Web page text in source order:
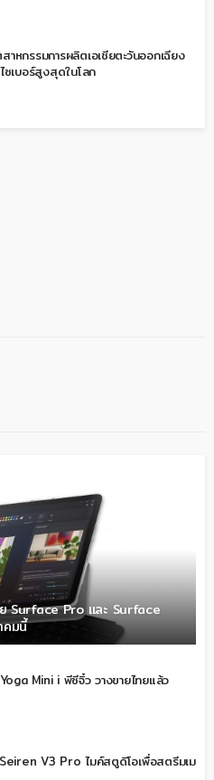
าหกรรมการผลิตเอเชียตะวันออกเฉียง
ซเบอร์สูงสุดในโลก
Surface Pro และ Surface
คมนี้
Mini i พีซีจิ๋ว วางขายไทยแล้ว
V3 Pro ไมค์สตูดิโอเพื่อสตรีมเม